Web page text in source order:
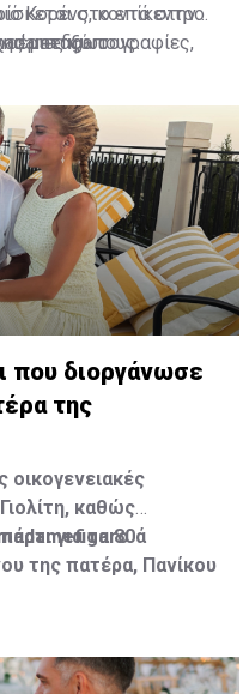
στο επίκεντρο
μεταξύ τους.
Κορένς, κοντά στην
φωτογραφίες,
Miraval έχει
που διοργάνωσε
της
οικογενειακές
καθώς
για τα 80ά
της πατέρα, Πανίκου